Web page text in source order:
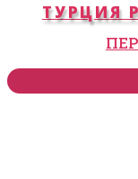
ТУРЦИЯ